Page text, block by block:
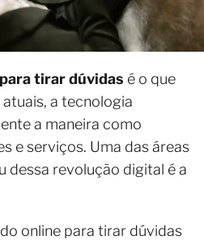
para tirar dúvidas é o que
a tecnologia
a maneira como
e serviços. Uma das áreas
dessa revolução digital é a
online para tirar dúvidas